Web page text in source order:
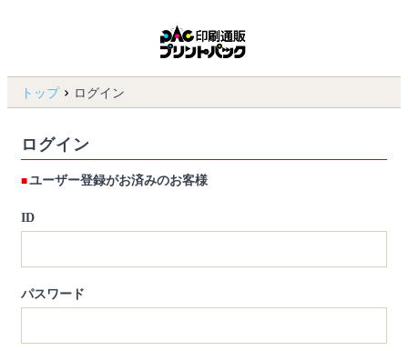
トップ ログイン
ログイン
ユーザー登録がお済みのお客様
ID
パスワード